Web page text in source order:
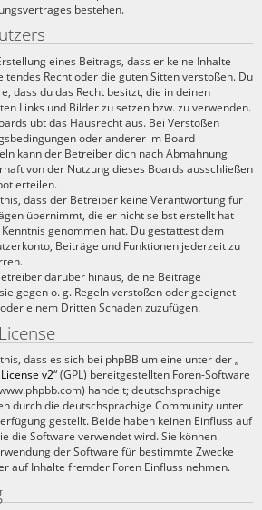
bestehen.
eines Beitrags, dass er keine Inhalte
Recht oder die guten Sitten verstoßen. Du
dass du das Recht besitzt, die in deinen
Links und Bilder zu setzen bzw. zu verwenden.
übt das Hausrecht aus. Bei Verstößen
oder anderer im Board
kann der Betreiber dich nach Abmahnung
von der Nutzung dieses Boards ausschließen
erteilen.
dass der Betreiber keine Verantwortung für
übernimmt, die er nicht selbst erstellt hat
genommen hat. Du gestattest dem
Beiträge und Funktionen jederzeit zu
darüber hinaus, deine Beiträge
gegen o. g. Regeln verstoßen oder geeignet
einem Dritten Schaden zuzufügen.
dass es sich bei phpBB um eine unter der „
v2“ (GPL) bereitgestellten Foren-Software
handelt; deutschsprachige
durch die deutschsprachige Community unter
gestellt. Beide haben keinen Einfluss auf
die Software verwendet wird. Sie können
der Software für bestimmte Zwecke
auf Inhalte fremder Foren Einfluss nehmen.